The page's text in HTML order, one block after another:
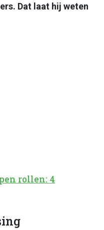
Dat laat hij weten
rollen: 4